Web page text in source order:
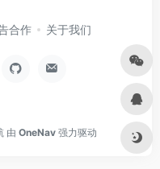
合作 关于我们
由 OneNav 强力驱动